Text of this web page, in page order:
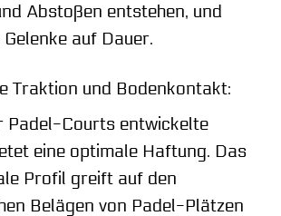
Abstoßen entstehen, und
auf Dauer.
Traktion und Bodenkontakt:
Padel-Courts entwickelte
eine optimale Haftung. Das
Profil greift auf den
Belägen von Padel-Plätzen